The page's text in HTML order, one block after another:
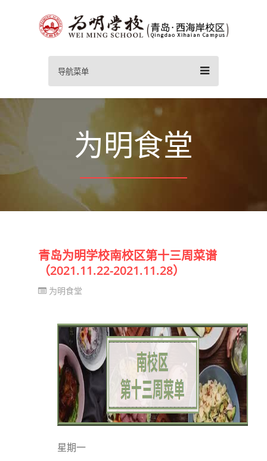
导航菜单
为明食堂
青岛为明学校南校区第十三周菜谱
（2021.11.22-2021.11.28）
为明食堂
星期一